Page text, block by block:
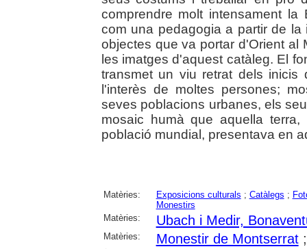
comprendre molt intensament
com una pedagogia a partir de
objectes que va portar d'Orient al
les imatges d'aquest catàleg. El
transmet un viu retrat dels
l'interès de moltes persones;
seves poblacions urbanes, els
mosaic humà que aquella
població mundial, presentava en
Matèries: Exposicions culturals ; Catàlegs ;
Monestirs
Matèries:
Ubach i Medir,
Matèries: Monestir de Montserrat